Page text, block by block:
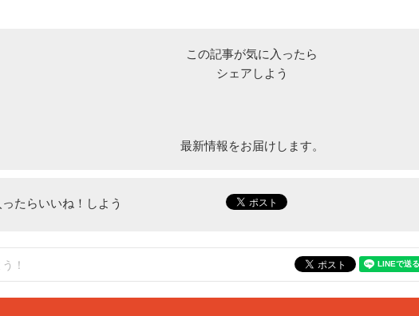
この記事が気に入ったら
シェアしよう
最新情報をお届けします。
たらいいね！しよう
！